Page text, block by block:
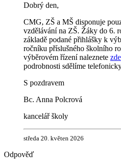
Dobrý den,
CMG, ZŠ a MŠ disponuje
vzdělávání na ZŠ. Žáky do 6.
základě podané přihlášky k
ročníku příslušného školního
výběrovém řízení naleznete zde
podrobnosti sdělíme
S pozdravem
Bc. Anna Polcrová
kancelář školy
středa 20. květen 2026